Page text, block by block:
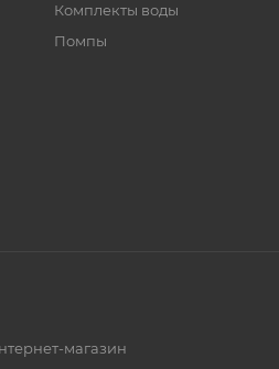
Комплекты воды
Помпы
магазин